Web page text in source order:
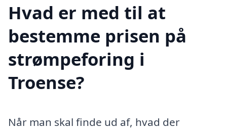
Hvad er med til at
bestemme prisen på
strømpeforing i
Troense?
Når man skal finde ud af, hvad der